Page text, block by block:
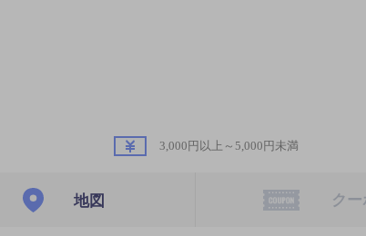
3,000円以上～5,000円未満
地図 ク